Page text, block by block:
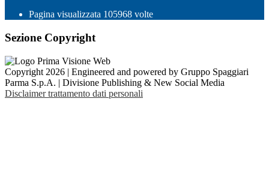
Pagina visualizzata 105968 volte
Sezione Copyright
Copyright 2026 | Engineered and powered by Gruppo Spaggiari
Parma S.p.A. | Divisione Publishing & New Social Media
Disclaimer trattamento dati personali